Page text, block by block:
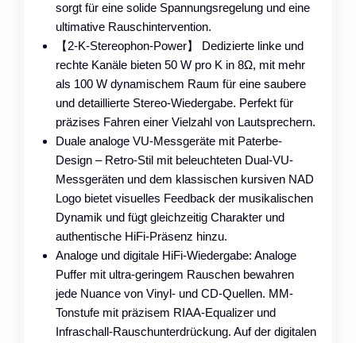
sorgt für eine solide Spannungsregelung und eine
ultimative Rauschintervention.
【2-K-Stereophon-Power】 Dedizierte linke und
rechte Kanäle bieten 50 W pro K in 8Ω, mit mehr
als 100 W dynamischem Raum für eine saubere
und detaillierte Stereo-Wiedergabe. Perfekt für
präzises Fahren einer Vielzahl von Lautsprechern.
Duale analoge VU-Messgeräte mit Paterbe-
Design – Retro-Stil mit beleuchteten Dual-VU-
Messgeräten und dem klassischen kursiven NAD
Logo bietet visuelles Feedback der musikalischen
Dynamik und fügt gleichzeitig Charakter und
authentische HiFi-Präsenz hinzu.
Analoge und digitale HiFi-Wiedergabe: Analoge
Puffer mit ultra-geringem Rauschen bewahren
jede Nuance von Vinyl- und CD-Quellen. MM-
Tonstufe mit präzisem RIAA-Equalizer und
Infraschall-Rauschunterdrückung. Auf der digitalen